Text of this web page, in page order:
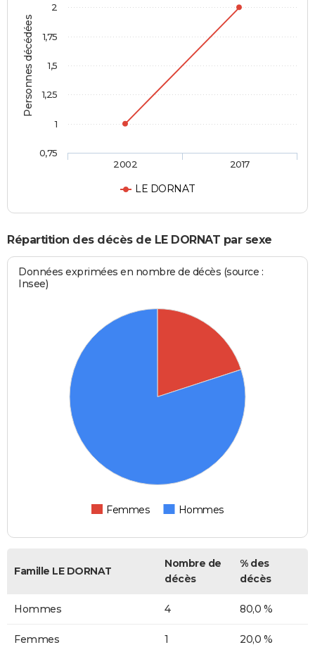
Personnes décédées
LE DORNAT
2002 2017
0,75
1
1,25
1,5
1,75
2
Répartition des décès de LE DORNAT par sexe
Données exprimées en nombre de décès (source :
Insee)
Femmes Hommes
Famille LE DORNAT
Nombre de
décès
% des
décès
Hommes 4 80,0 %
Femmes 1 20,0 %